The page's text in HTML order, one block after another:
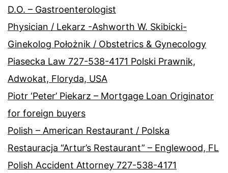
D.O. – Gastroenterologist
Physician / Lekarz -Ashworth W. Skibicki-
Ginekolog Położnik / Obstetrics & Gynecology
Piasecka Law 727-538-4171 Polski Prawnik,
Adwokat, Floryda, USA
Piotr ‘Peter’ Piekarz – Mortgage Loan Originator
for foreign buyers
Polish – American Restaurant / Polska
Restauracja “Artur’s Restaurant” – Englewood, FL
Polish Accident Attorney 727-538-4171